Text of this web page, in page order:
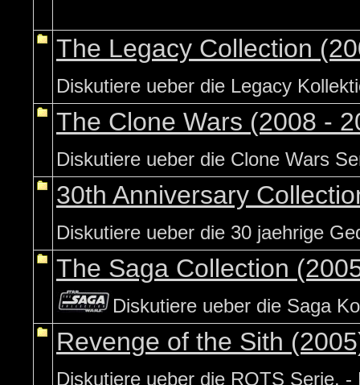
The Legacy Collection
Diskutiere ueber die Legacy
The Clone Wars (2008 -
Diskutiere ueber die Clone Wars
30th Anniversary
Diskutiere ueber die 30 jaehrige
The Saga Collection
Diskutiere ueber die Saga
Revenge of the Sith
Diskutiere ueber die ROTS Serie.